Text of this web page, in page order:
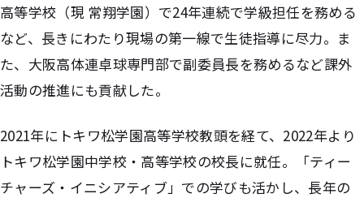
高等学校（現 常翔学園）で24年連続で学級担任を務める
など、長きにわたり現場の第一線で生徒指導に尽力。ま
た、大阪高体連卓球専門部で副委員長を務めるなど課外
活動の推進にも貢献した。
2021年にトキワ松学園高等学校教頭を経て、2022年より
トキワ松学園中学校・高等学校の校長に就任。「ティー
チャーズ・イニシアティブ」での学びも活かし、長年の